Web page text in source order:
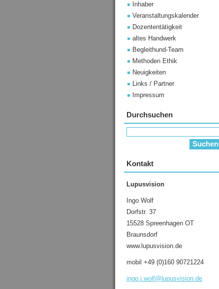
Inhaber
Veranstaltungskalender
Dozententätigkeit
altes Handwerk
Begleithund-Team
Methoden Ethik
Neuigkeiten
Links / Partner
Impressum
Durchsuchen
Kontakt
Lupusvision
Ingo Wolf
Dorfstr. 37
15528 Spreenhagen OT
Braunsdorf
www.lupusvision.de
mobil +49 (0)160 90721224
ingo.j.wolf@lupusvision.de